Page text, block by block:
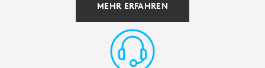
MEHR ERFAHREN